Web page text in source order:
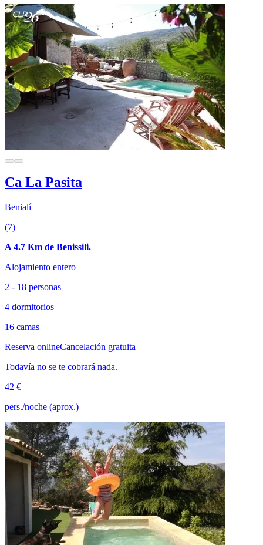
Ca La Pasita
Benialí
(7)
A 4.7 Km de Benissili.
Alojamiento entero
2 - 18 personas
4 dormitorios
16 camas
Reserva onlineCancelación gratuita
Todavía no se te cobrará nada.
42 €
pers./noche (aprox.)